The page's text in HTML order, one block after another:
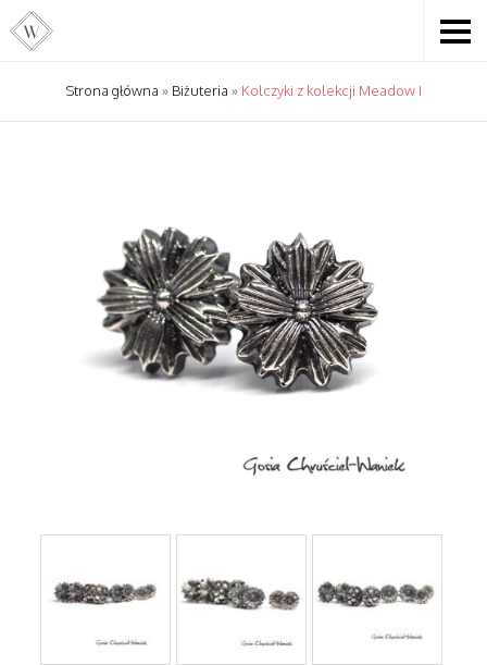
Strona główna » Biżuteria » Kolczyki z kolekcji Meadow I